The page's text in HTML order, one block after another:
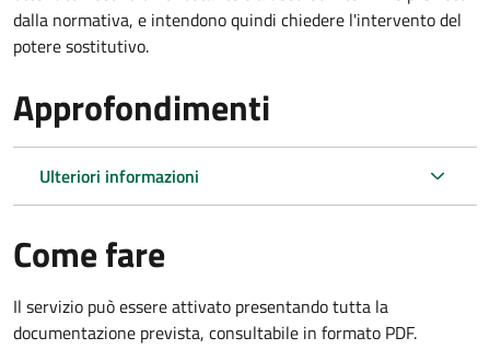
dalla normativa, e intendono quindi chiedere l'intervento del
potere sostitutivo.
Approfondimenti
Ulteriori informazioni
Come fare
Il servizio può essere attivato presentando tutta la
documentazione prevista, consultabile in formato PDF.